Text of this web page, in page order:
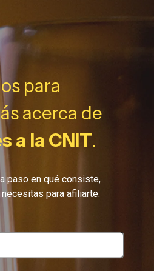
para
acerca de
a la CNIT.
paso en qué consiste,
para afiliarte.